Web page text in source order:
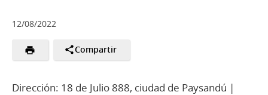
12/08/2022
Compartir
Dirección: 18 de Julio 888, ciudad de Paysandú |